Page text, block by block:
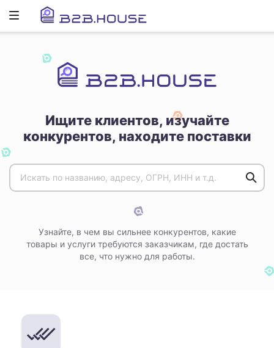
Развернуть
Ищите клиентов, изучайте
конкурентов, находите поставки
Узнайте, в чем вы сильнее конкурентов, какие
товары и услуги требуются заказчикам, где достать
все, что нужно для работы.